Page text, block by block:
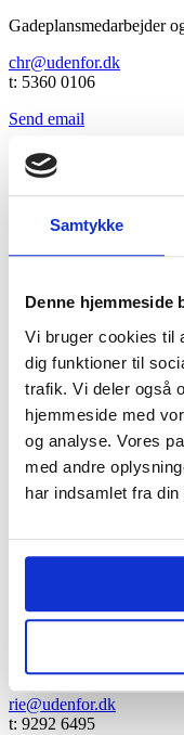
Samtykke
Denne hjemmeside
Vi bruger cookies til
dig funktioner til
trafik. Vi deler også
hjemmeside med
og analyse. Vores
med andre
har indsamlet fra
Gadeplansmedarbejder
chr@udenfor.dk
t: 5360 0106
Send email
Tobias
Gadeplansmedarbejder
t: 6155 7156
Send email
Annette M.
Administrations- og
amt@udenfor.dk
Rikke Ertmann
Økonomi- og
rie@udenfor.dk
t: 9292 6495